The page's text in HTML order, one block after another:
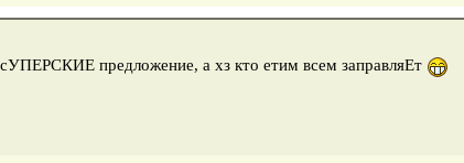
предложение, а хз кто етим всем заправляЕт